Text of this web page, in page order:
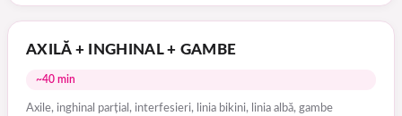
AXILĂ + INGHINAL + GAMBE
~40 min
Axile, inghinal parțial, interfesieri, linia bikini, linia albă, gambe